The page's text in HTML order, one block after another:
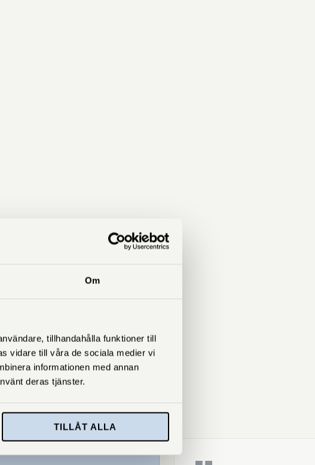
Om
tillhandahålla funktioner till
vidare till våra de sociala medier vi
informationen med annan
deras tjänster.
TILLÅT ALLA